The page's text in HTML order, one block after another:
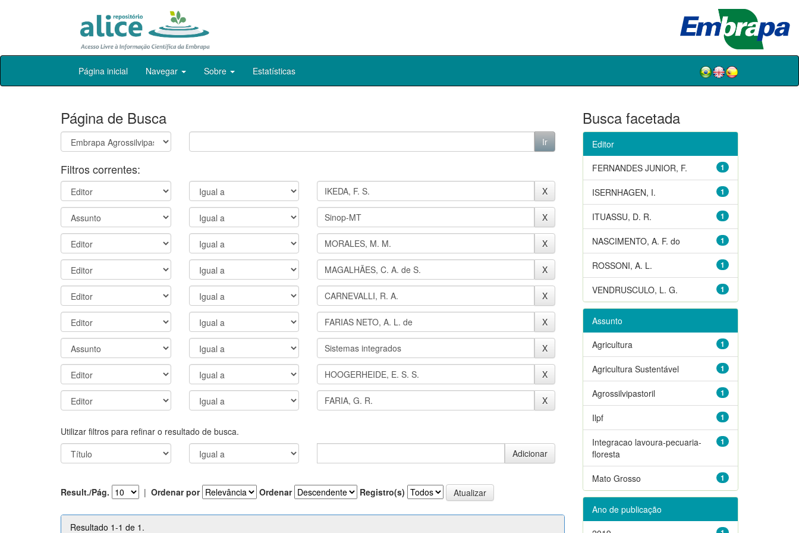
Skip
Página inicial Navegar Sobre Estatísticas
Página de Busca
Filtros correntes:
Utilizar filtros para refinar o resultado de busca.
Result./Pág. | Ordenar por Ordenar Registro(s)
Resultado 1-1 de 1.
Busca facetada
Editor
1
FERNANDES JUNIOR, F.
1
ISERNHAGEN, I.
1
ITUASSU, D. R.
1
NASCIMENTO, A. F. do
1
ROSSONI, A. L.
1
VENDRUSCULO, L. G.
Assunto
1
Agricultura
1
Agricultura Sustentável
1
Agrossilvipastoril
1
Ilpf
1
Integracao lavoura-pecuaria-
floresta
1
Mato Grosso
Ano de publicação